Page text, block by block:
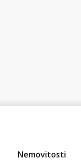
Nemovitosti